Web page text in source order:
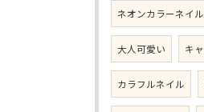
ネオンカラーネイル
大人可愛い キ
カラフルネイル